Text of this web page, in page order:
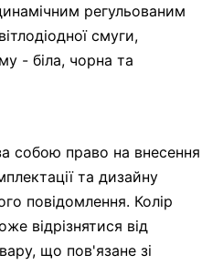
регульованим
смуги,
- біла, чорна та
собою право на внесення
та дизайну
повідомлення. Колір
відрізнятися від
що пов'язане зі